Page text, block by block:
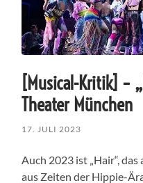
[Musical-Kritik] –
Theater München
17. JULI 2023
Auch 2023 ist „Hair“,
aus Zeiten der Hippie-